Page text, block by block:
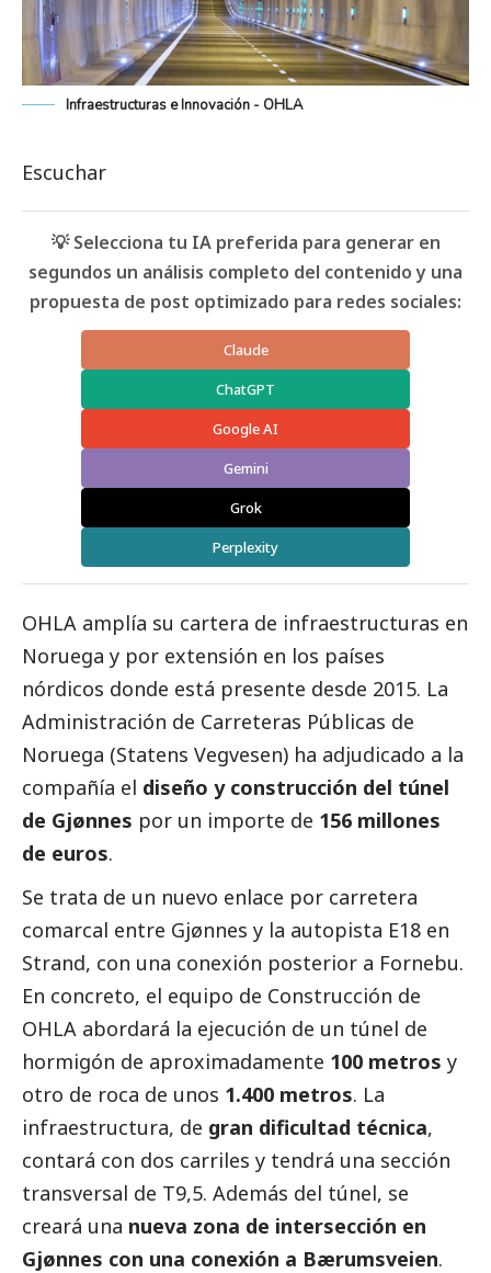
Infraestructuras e Innovación - OHLA
Escuchar
💡 Selecciona tu IA preferida para generar en
segundos un análisis completo del contenido y una
propuesta de post optimizado para redes sociales:
Claude
ChatGPT
Google AI
Gemini
Grok
Perplexity
OHLA amplía su cartera de infraestructuras en
Noruega y por extensión en los países
nórdicos donde está presente desde 2015. La
Administración de Carreteras Públicas de
Noruega (Statens Vegvesen) ha adjudicado a la
compañía el diseño y construcción del túnel
de Gjønnes por un importe de 156 millones
de euros.
Se trata de un nuevo enlace por carretera
comarcal entre Gjønnes y la autopista E18 en
Strand, con una conexión posterior a Fornebu.
En concreto, el equipo de Construcción de
OHLA abordará la ejecución de un túnel de
hormigón de aproximadamente 100 metros y
otro de roca de unos 1.400 metros. La
infraestructura, de gran dificultad técnica,
contará con dos carriles y tendrá una sección
transversal de T9,5. Además del túnel, se
creará una nueva zona de intersección en
Gjønnes con una conexión a Bærumsveien.